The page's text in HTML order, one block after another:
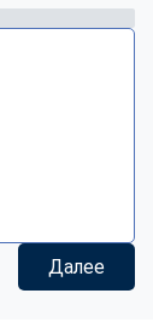
Далее